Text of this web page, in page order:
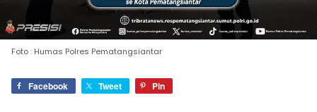
Foto : Humas Polres Pematangsiantar
Facebook Tweet Pin